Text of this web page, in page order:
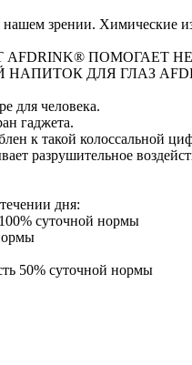
зрении. Химические
ПОМОГАЕТ
ДЛЯ ГЛАЗ
для человека.
гаджета.
к такой колоссальной
разрушительное
дня:
суточной нормы
50% суточной нормы